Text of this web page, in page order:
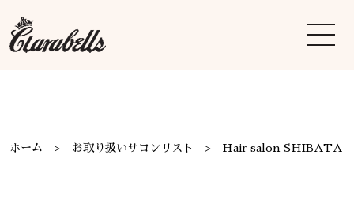
ホーム お取り扱いサロンリスト Hair salon SHIBATA